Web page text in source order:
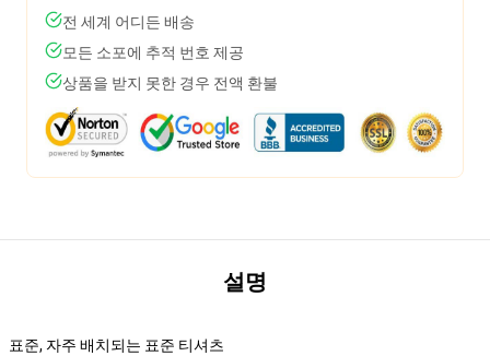
전 세계 어디든 배송
모든 소포에 추적 번호 제공
상품을 받지 못한 경우 전액 환불
설명
표준, 자주 배치되는 표준 티셔츠